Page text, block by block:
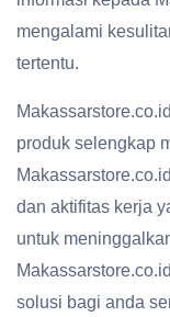
mengalami
tertentu.
produk selengkap
dan aktifitas kerja
untuk
solusi bagi anda